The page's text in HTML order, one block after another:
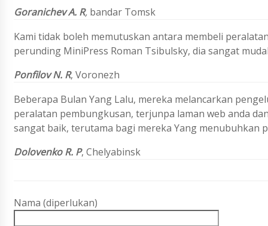
Goranichev A. R, bandar Tomsk
Kami tidak boleh memutuskan antara membeli
perunding MiniPress Roman Tsibulsky, dia sangat
Ponfilov N. R, Voronezh
Beberapa Bulan Yang Lalu, mereka melancarkan
peralatan pembungkusan, terjunpa laman web anda
sangat baik, terutama bagi mereka Yang menubuhkan
Dolovenko R. P, Chelyabinsk
Nama (diperlukan)